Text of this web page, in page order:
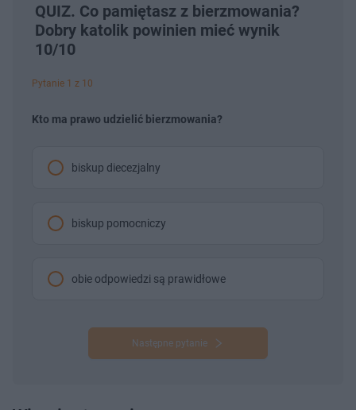
QUIZ. Co pamiętasz z bierzmowania?
Dobry katolik powinien mieć wynik
10/10
Pytanie 1 z 10
Kto ma prawo udzielić bierzmowania?
biskup diecezjalny
biskup pomocniczy
obie odpowiedzi są prawidłowe
Następne pytanie